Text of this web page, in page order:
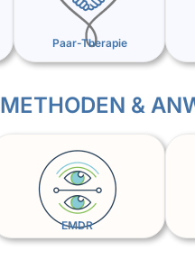
Paar-Therapie
METHODEN &
EMDR